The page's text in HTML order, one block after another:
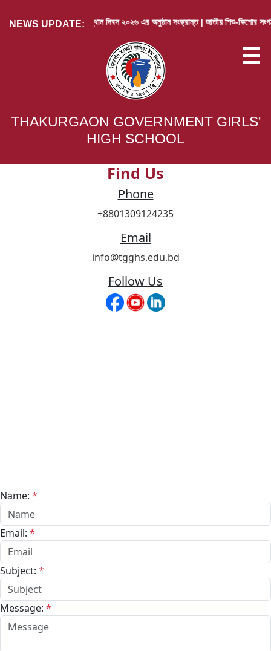
NEWS UPDATE:
জুলাই গণঅভ্যুথ্থান দিবস ২০২৬ এর অনুষ্ঠান সংক্রান্ত |জাতীয় শিশু-কিশোর
THAKURGAON GOVERNMENT GIRLS'
HIGH SCHOOL
ABOUT US
RESULT
Find Us
Phone
+8801309124235
Email
info@tgghs.edu.bd
Follow Us
Name: *
Email: *
Subject: *
Message: *